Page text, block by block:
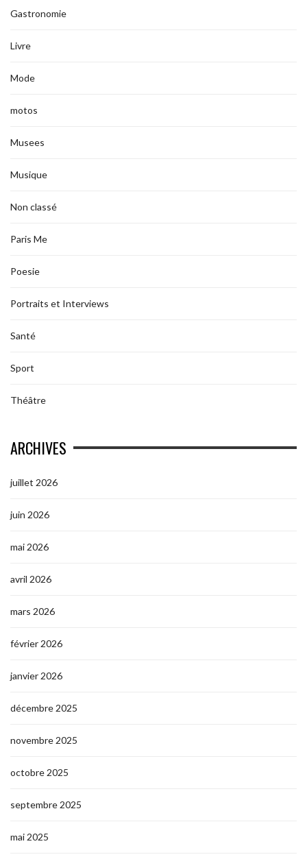
Gastronomie
Livre
Mode
motos
Musees
Musique
Non classé
Paris Me
Poesie
Portraits et Interviews
Santé
Sport
Théâtre
ARCHIVES
juillet 2026
juin 2026
mai 2026
avril 2026
mars 2026
février 2026
janvier 2026
décembre 2025
novembre 2025
octobre 2025
septembre 2025
mai 2025